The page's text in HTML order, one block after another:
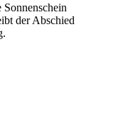
der Abschied